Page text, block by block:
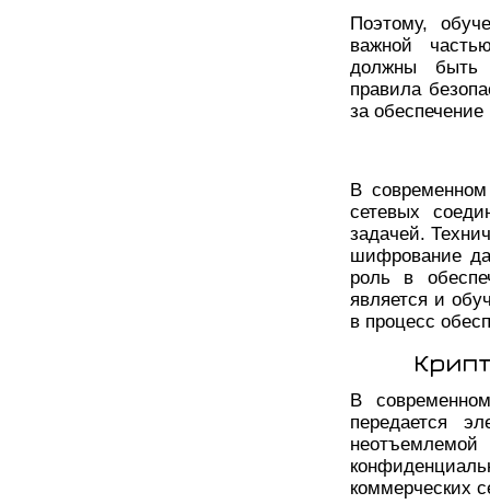
Поэтому,
важной
должны быть
правила
за
В
сетевых
задачей.
шифрование
роль в
является и
в процесс
В
передается
коммерческих